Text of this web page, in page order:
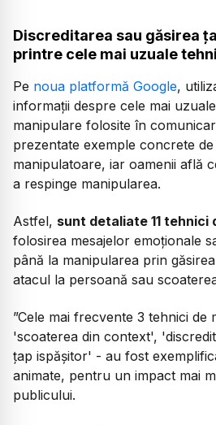
Discreditarea sau găsirea
printre cele mai uzuale
Pe noua platformă Google,
informații despre cele mai
manipulare folosite în
prezentate exemple concrete de
manipulatoare, iar oamenii află
a respinge manipularea.
Astfel, sunt detaliate 11 tehnici
folosirea mesajelor emoţionale
până la manipularea prin
atacul la persoană sau
”Cele mai frecvente 3 tehnici de
'scoaterea din context',
ţap ispăşitor' - au fost
animate, pentru un impact mai
publicului.